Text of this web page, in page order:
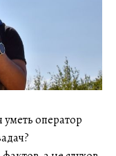
оператор